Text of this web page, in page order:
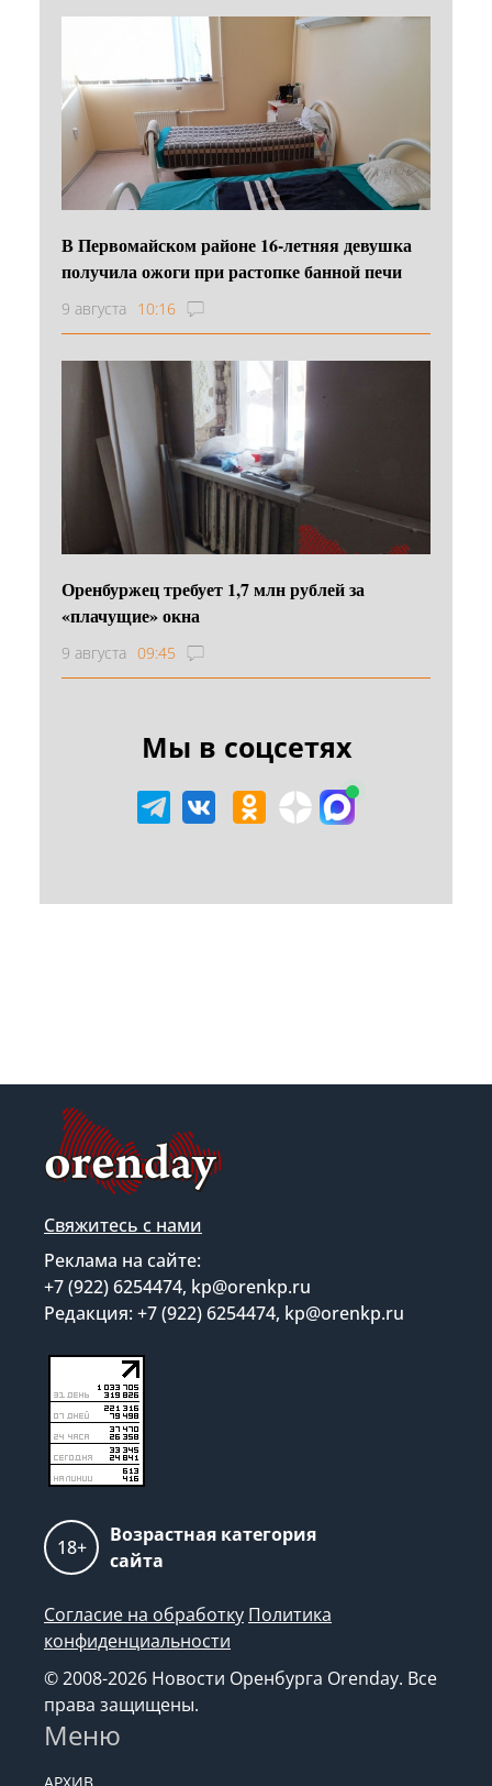
В Первомайском районе 16‑летняя девушка
получила ожоги при растопке банной печи
9 августа 10:16
Оренбуржец требует 1,7 млн рублей за
«плачущие» окна
9 августа 09:45
Мы в соцсетях
Свяжитесь с нами
Реклама на сайте:
+7 (922) 6254474, kp@orenkp.ru
Редакция: +7 (922) 6254474, kp@orenkp.ru
18+
Возрастная категория
сайта
Согласие на обработку Политика
конфиденциальности
© 2008-2026 Новости Оренбурга Orenday. Все
права защищены.
Меню